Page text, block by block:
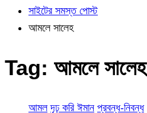
সাইটের সমস্ত পোস্ট
আমলে সালেহ
Tag: আমলে সালেহ
আমল দৃঢ় করি ঈমান প্রবন্ধ-নিবন্ধ